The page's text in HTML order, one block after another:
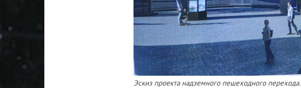
Эскиз проекта надземного пешеходного перехода.